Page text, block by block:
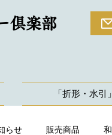
倶楽部
「折形・水引
らせ 販売商品